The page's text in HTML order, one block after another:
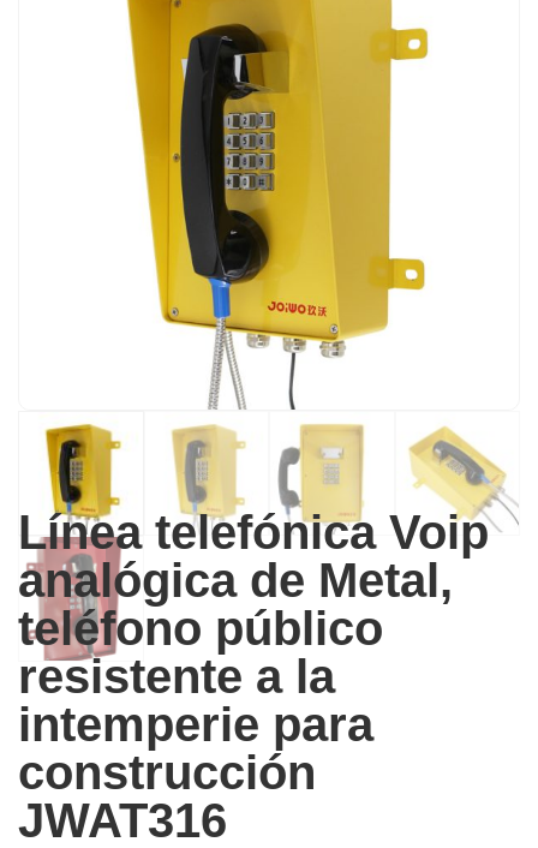
Línea telefónica Voip
analógica de Metal,
teléfono público
resistente a la
intemperie para
construcción
JWAT316